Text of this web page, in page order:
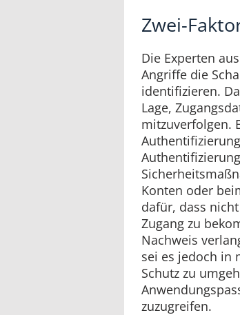
Zwei-
Die Experten
Angriffe die
identifizieren.
Lage,
mitzuverfolgen.
Konten oder
dafür, dass
Zugang zu
Nachweis
sei es jedoch in
Schutz zu
zuzugreifen.